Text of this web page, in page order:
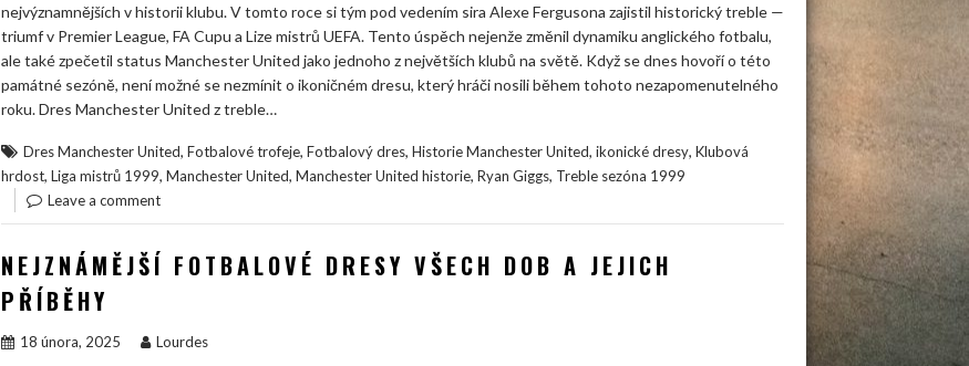
nejvýznamnějších v historii klubu. V tomto roce si tým pod vedením sira Alexe Fergusona zajistil historický treble —
triumf v Premier League, FA Cupu a Lize mistrů UEFA. Tento úspěch nejenže změnil dynamiku anglického fotbalu,
ale také zpečetil status Manchester United jako jednoho z největších klubů na světě. Když se dnes hovoří o této
památné sezóně, není možné se nezmínit o ikoničném dresu, který hráči nosili během tohoto nezapomenutelného
roku. Dres Manchester United z treble…
Dres Manchester United, Fotbalové trofeje, Fotbalový dres, Historie Manchester United, ikonické dresy, Klubová
hrdost, Liga mistrů 1999, Manchester United, Manchester United historie, Ryan Giggs, Treble sezóna 1999
Leave a comment
NEJZNÁMĚJŠÍ FOTBALOVÉ DRESY VŠECH DOB A JEJICH
PŘÍBĚHY
18 února, 2025 Lourdes